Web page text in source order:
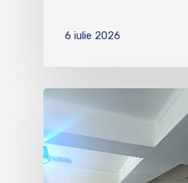
6 iulie 2026